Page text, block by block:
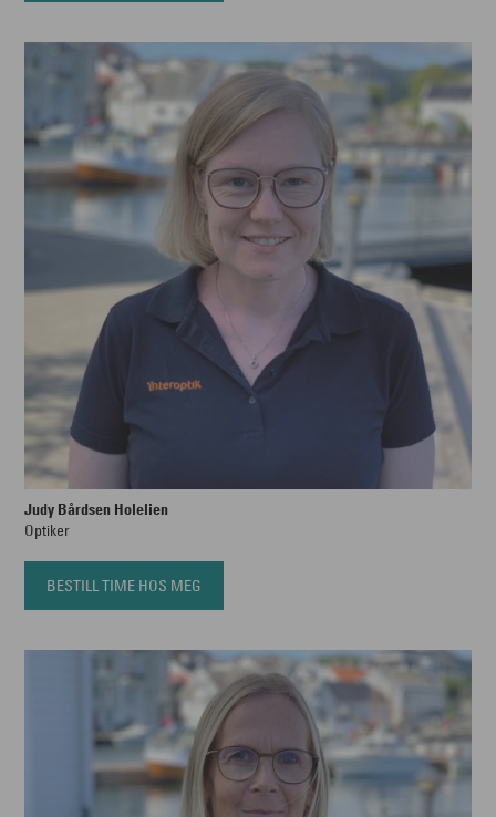
Judy Bårdsen Holelien
Optiker
BESTILL TIME HOS MEG